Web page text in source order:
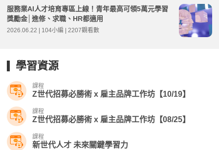
服務業AI人才培育專區上線！青年最高可領5萬元學習
獎勵金│進修、求職、HR都適用
2026.06.22 | 104小編 | 2207觀看數
學習資源
課程
Z世代招募必勝術 x 雇主品牌工作坊【10/19】
課程
Z世代招募必勝術 x 雇主品牌工作坊【08/25】
課程
新世代人才 未來關鍵學習力